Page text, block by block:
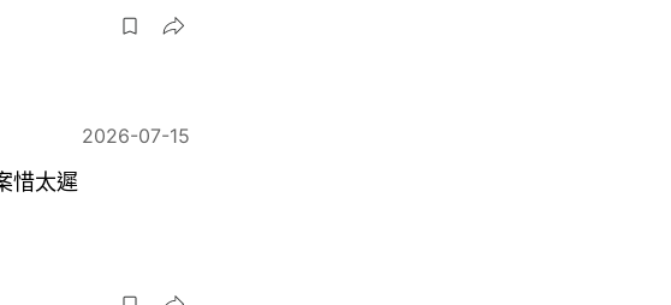
2026-07-15
惜太遲